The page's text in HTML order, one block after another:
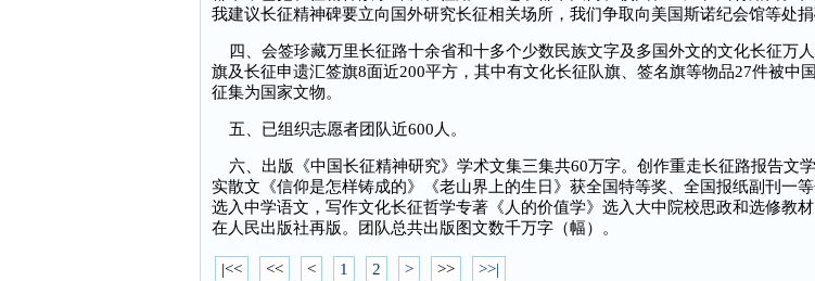
我建议长征精神碑要立向国外研究长征相关场所，我们争取向美国斯诺纪会馆等处捐
四、会签珍藏万里长征路十余省和十多个少数民族文字及多国外文的文化长征万
旗及长征申遗汇签旗8面近200平方，其中有文化长征队旗、签名旗等物品27件被中
征集为国家文物。
五、已组织志愿者团队近600人。
六、出版《中国长征精神研究》学术文集三集共60万字。创作重走长征路报告文
实散文《信仰是怎样铸成的》《老山界上的生日》获全国特等奖、全国报纸副刊一
选入中学语文，写作文化长征哲学专著《人的价值学》选入大中院校思政和选修教
在人民出版社再版。团队总共出版图文数千万字（幅）。
|<< << < 1 2 > >> >>|